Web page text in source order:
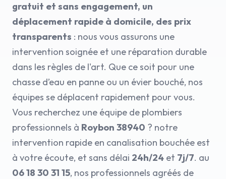
gratuit et sans engagement, un
déplacement rapide à domicile, des prix
transparents : nous vous assurons une
intervention soignée et une réparation durable
dans les règles de l'art. Que ce soit pour une
chasse d’eau en panne ou un évier bouché, nos
équipes se déplacent rapidement pour vous.
Vous recherchez une équipe de plombiers
professionnels à Roybon 38940 ? notre
intervention rapide en canalisation bouchée est
à votre écoute, et sans délai 24h/24 et 7j/7. au
06 18 30 31 15, nos professionnels agréés de